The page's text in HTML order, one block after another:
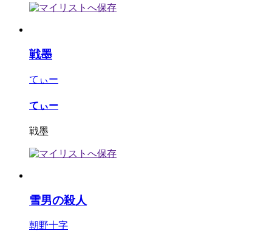
戦墨
てぃー
てぃー
戦墨
雪男の殺人
朝野十字